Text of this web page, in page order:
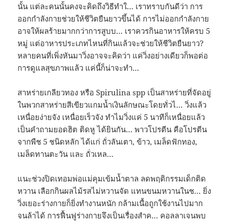
นั้น แต่ละคนนั้นคงจะคิดถึงวิธีทำใ… เราทราบกันดีว่า การ
ออกกำลังกายช่วยให้ชีวิตยืนยาวขึ้นได้ การไม่ออกกำลังกาย
อาจให้ผลร้ายมากกว่าการสูบบ… เราควรกินอาหารให้ครบ 5
หมู่ แต่อาหารประเภทไหนที่กินแล้วจะช่วยให้ชีวิตยืนยาว?
หลายคนที่เพิ่งหันมาวิ่งอาจจะคิดว่า แค่วิ่งอย่างเดียวก็พอต่อ
การดูแลสุขภาพแล้ว แค่นี้ก็น่าจะทำ…
สาหร่ายเกลียวทอง หรือ Spirulina spp เป็นสาหร่ายที่จัดอยู่
ในพวกสาหร่ายสีเขียวแกมน้ำเงินลักษณะโดยทั่วไ… วิ่งแล้ว
เหนื่อยง่ายจัง เหนื่อยเร็วจัง ทำไมวิ่งแค่ 5 นาทีก็เหนื่อยแล้ว
เป็นคำถามยอดฮิต ติดหู ได้ยินกัน… พาวโปรตีน คือโปรตีน
จากพืช 5 ชนิดหลัก ได้แก่ ถั่วลันเตา, ข้าว, เมล็ดฟักทอง,
เมล็ดทานตะวัน และ ถั่วเหล…
แนะช่วงปิดเทอมพ่อแม่คุมเข้มน้ำตาล ลดพฤติกรรมเด็กติด
หวาน เลือกกินผลไม้รสไม่หวานจัด แทนขนมหวานในช… ยิ่ง
วิ่งเยอะร่างกายก็ยิ่งทำงานหนัก กล้ามเนื้อถูกใช้งานไปมาก
จนล้าได้ การฟื้นฟูร่างกายจึงเป็นเรื่องสำค… คอลลาเจนพบ